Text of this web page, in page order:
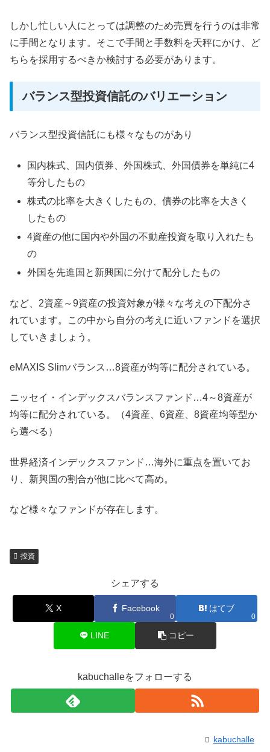
しかし忙しい人にとっては調整のため売買を行うのは非常
に手間となります。そこで手間と手数料を天秤にかけ、ど
ちらを採用するべきか検討する必要があります。
バランス型投資信託のバリエーション
バランス型投資信託にも様々なものがあり
国内株式、国内債券、外国株式、外国債券を単純に4
等分したもの
株式の比率を大きくしたもの、債券の比率を大きく
したもの
4資産の他に国内や外国の不動産投資を取り入れたも
の
外国を先進国と新興国に分けて配分したもの
など、2資産～9資産の投資対象が様々な考えの下配分さ
れています。この中から自分の考えに近いファンドを選択
していきましょう。
eMAXIS Slimバランス…8資産が均等に配分されている。
ニッセイ・インデックスバランスファンド…4～8資産が
均等に配分されている。（4資産、6資産、8資産均等型か
ら選べる）
世界経済インデックスファンド…海外に重点を置いてお
り、新興国の割合が他に比べて高め。
など様々なファンドが存在します。
投資
シェアする
X Facebook
0
はてブ
0
LINE コピー
kabuchalleをフォローする
kabuchalle